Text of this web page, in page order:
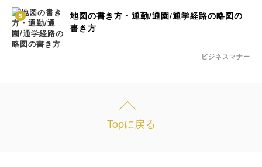
5
地図の書き方・通勤/通園/通学経路の略図の
書き方
ビジネスマナー
Topに戻る